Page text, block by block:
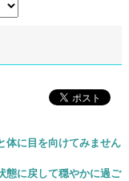
体に目を向けてみません
態に戻して穏やかに過ご